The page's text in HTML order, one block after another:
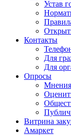
Устав
Контакты
Для
Для
Опросы
Витрина
Амаркет